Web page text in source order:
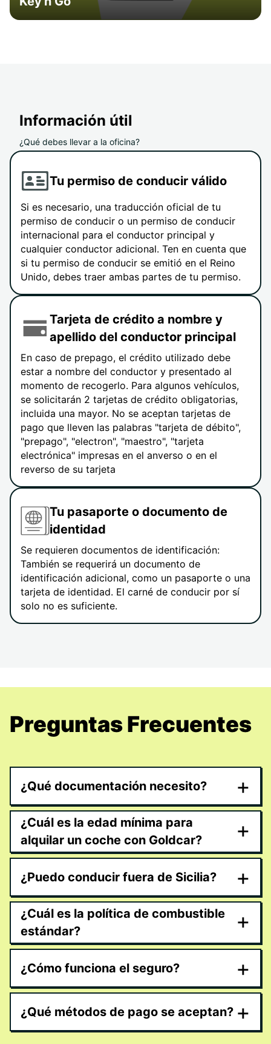
Información útil
¿Qué debes llevar a la oficina?
Tu permiso de conducir válido
Si es necesario, una traducción oficial de tu
permiso de conducir o un permiso de conducir
internacional para el conductor principal y
cualquier conductor adicional. Ten en cuenta que
si tu permiso de conducir se emitió en el Reino
Unido, debes traer ambas partes de tu permiso.
Tarjeta de crédito a nombre y
apellido del conductor principal
En caso de prepago, el crédito utilizado debe
estar a nombre del conductor y presentado al
momento de recogerlo. Para algunos vehículos,
se solicitarán 2 tarjetas de crédito obligatorias,
incluida una mayor. No se aceptan tarjetas de
pago que lleven las palabras "tarjeta de débito",
"prepago", "electron", "maestro", "tarjeta
electrónica" impresas en el anverso o en el
reverso de su tarjeta
Tu pasaporte o documento de
identidad
Se requieren documentos de identificación:
También se requerirá un documento de
identificación adicional, como un pasaporte o una
tarjeta de identidad. El carné de conducir por sí
solo no es suficiente.
Preguntas Frecuentes
¿Qué documentación necesito? +
¿Cuál es la edad mínima para
alquilar un coche con Goldcar?
+
¿Puedo conducir fuera de Sicilia? +
¿Cuál es la política de combustible
estándar?
+
¿Cómo funciona el seguro? +
¿Qué métodos de pago se aceptan? +